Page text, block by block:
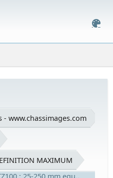
- www.chassimages.com
MAXIMUM